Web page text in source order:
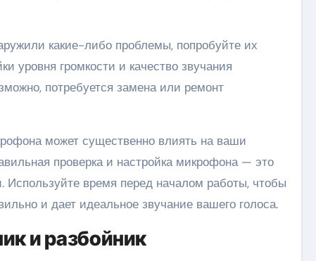
какие-либо проблемы, попробуйте их
уровня громкости и качество звучания
потребуется замена или ремонт
может существенно влиять на ваши
проверка и настройка микрофона — это
Используйте время перед началом работы, чтобы
и дает идеальное звучание вашего голоса.
и разбойник